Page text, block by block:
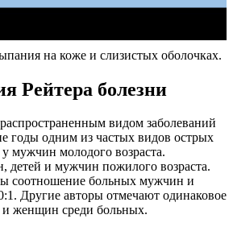
на коже и слизистых оболочках.
Рейтера болезни
видом заболеваний
годы одним из частых видов острых
мужчин молодого возраста.
детей и мужчин пожилого возраста.
соотношение больных мужчин и
Другие авторы отмечают одинаковое
женщин среди больных.